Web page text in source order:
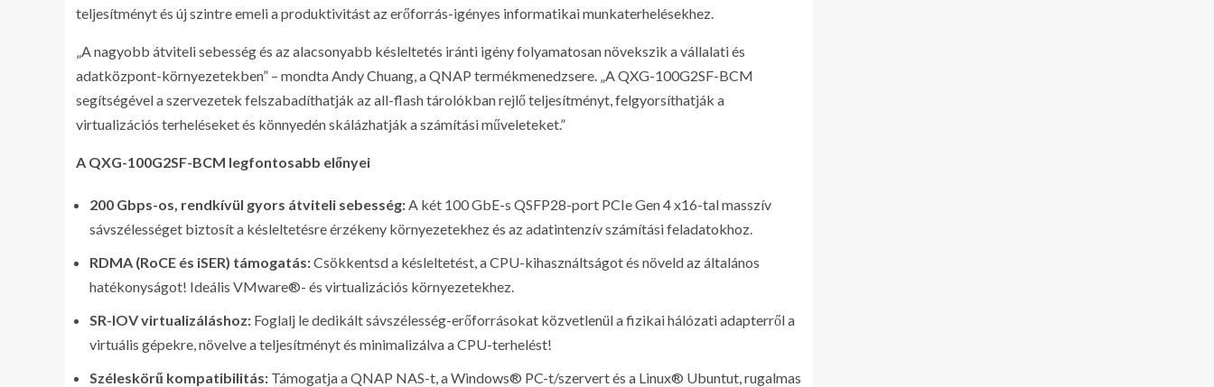
teljesítményt és új szintre emeli a produktivitást az erőforrás-igényes informatikai munkaterhelésekhez.
„A nagyobb átviteli sebesség és az alacsonyabb késleltetés iránti igény folyamatosan növekszik a vállalati és
adatközpont-környezetekben” – mondta Andy Chuang, a QNAP termékmenedzsere. „A QXG-100G2SF-BCM
segítségével a szervezetek felszabadíthatják az all-flash tárolókban rejlő teljesítményt, felgyorsíthatják a
virtualizációs terheléseket és könnyedén skálázhatják a számítási műveleteket.”
A QXG-100G2SF-BCM legfontosabb előnyei
200 Gbps-os, rendkívül gyors átviteli sebesség: A két 100 GbE-s QSFP28-port PCIe Gen 4 x16-tal masszív
sávszélességet biztosít a késleltetésre érzékeny környezetekhez és az adatintenzív számítási feladatokhoz.
RDMA (RoCE és iSER) támogatás:Csökkentsd a késleltetést, a CPU-kihasználtságot és növeld az általános
hatékonyságot! Ideális VMware®- és virtualizációs környezetekhez.
SR-IOV virtualizáláshoz: Foglalj le dedikált sávszélesség-erőforrásokat közvetlenül a fizikai hálózati adapterről a
virtuális gépekre, növelve a teljesítményt és minimalizálva a CPU-terhelést!
Széleskörű kompatibilitás: Támogatja a QNAP NAS-t, a Windows® PC-t/szervert és a Linux® Ubuntut, rugalmas